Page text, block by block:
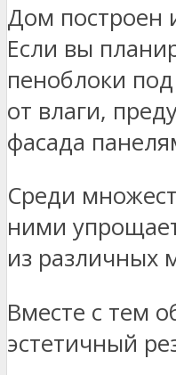
Дом построен
Если вы
пеноблоки
от влаги,
фасада
Среди
ними
из различных
Вместе с тем
эстетичный